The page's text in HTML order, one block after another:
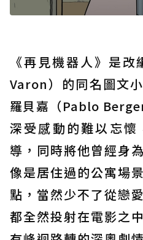
《再見機器人》是
Varon）的同名圖文小
羅貝嘉（Pablo
深受感動的難以忘
導，同時將他曾經身
像是居住過的公寓場
點，當然少不了從戀
都全然投射在電影之